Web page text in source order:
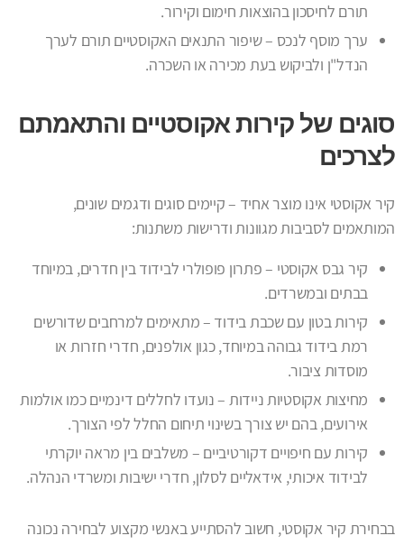
תורם לחיסכון בהוצאות חימום וקירור.
ערך מוסף לנכס – שיפור התנאים האקוסטיים תורם לערך
הנדל"ן ולביקוש בעת מכירה או השכרה.
סוגים של קירות אקוסטיים והתאמתם
לצרכים
קיר אקוסטי אינו מוצר אחיד – קיימים סוגים ודגמים שונים,
המותאמים לסביבות מגוונות ודרישות משתנות:
קיר גבס אקוסטי – פתרון פופולרי לבידוד בין חדרים, במיוחד
בבתים ובמשרדים.
קירות בטון עם שכבת בידוד – מתאימים למרחבים שדורשים
רמת בידוד גבוהה במיוחד, כגון אולפנים, חדרי חזרות או
מוסדות ציבור.
מחיצות אקוסטיות ניידות – נועדו לחללים דינמיים כמו אולמות
אירועים, בהם יש צורך בשינוי תיחום החלל לפי הצורך.
קירות עם חיפויים דקורטיביים – משלבים בין מראה יוקרתי
לבידוד איכותי, אידאליים לסלון, חדרי ישיבות ומשרדי הנהלה.
בבחירת קיר אקוסטי, חשוב להסתייע באנשי מקצוע לבחירה נכונה